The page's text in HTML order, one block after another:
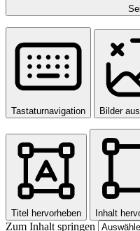
Tastaturnavigation Bilder
Titel hervorheben Inhalt
Zum Inhalt springen